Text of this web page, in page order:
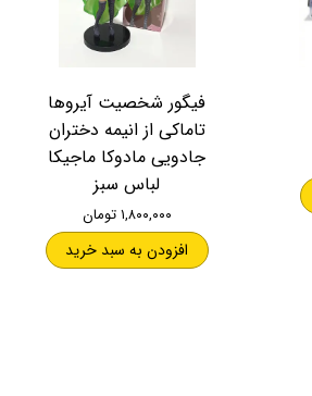
فیگور شخصیت آیروها
تاماکی از انیمه دختران
جادویی مادوکا ماجیکا
لباس سبز
۱,۸۰۰,۰۰۰ تومان
افزودن به سبد خرید